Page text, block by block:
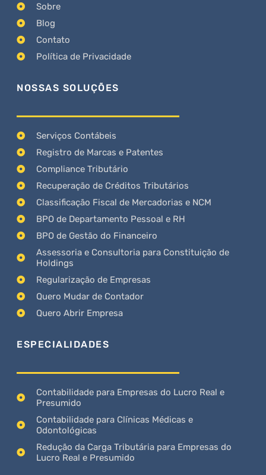
Sobre
Blog
Contato
Política de Privacidade
NOSSAS SOLUÇÕES
Serviços Contábeis
Registro de Marcas e Patentes
Compliance Tributário
Recuperação de Créditos Tributários
Classificação Fiscal de Mercadorias e NCM
BPO de Departamento Pessoal e RH
BPO de Gestão do Financeiro
Assessoria e Consultoria para Constituição de
Holdings
Regularização de Empresas
Quero Mudar de Contador
Quero Abrir Empresa
ESPECIALIDADES
Contabilidade para Empresas do Lucro Real e
Presumido
Contabilidade para Clínicas Médicas e
Odontológicas
Redução da Carga Tributária para Empresas do
Lucro Real e Presumido